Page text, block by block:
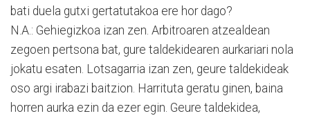
bati duela gutxi gertatutakoa ere hor dago?
N.A.: Gehiegizkoa izan zen. Arbitroaren atzealdean
zegoen pertsona bat, gure taldekidearen aurkariari nola
jokatu esaten. Lotsagarria izan zen, geure taldekideak
oso argi irabazi baitzion. Harrituta geratu ginen, baina
horren aurka ezin da ezer egin. Geure taldekidea,